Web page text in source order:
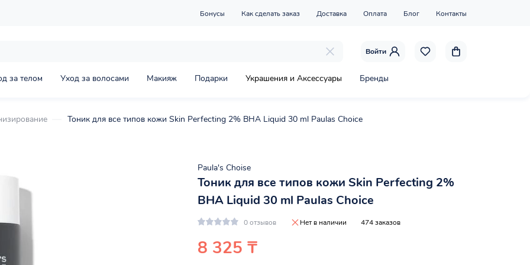
Бонусы Как сделать заказ Доставка Оплата Блог Контакты
Войти
за телом Уход за волосами Макияж Подарки Украшения и Аксессуары Бренды
Тоник для все типов кожи Skin Perfecting 2% BHA Liquid 30 ml Paulas Choice
Paula's Choise
Тоник для все типов кожи Skin Perfecting 2%
BHA Liquid 30 ml Paulas Choice
0 отзывов Нет в наличии 474 заказов
8 325 ₸